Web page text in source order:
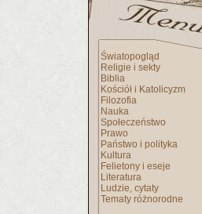
Światopogląd
Religie i sekty
Biblia
Kościół i Katolicyzm
Filozofia
Nauka
Społeczeństwo
Prawo
Państwo i polityka
Kultura
Felietony i eseje
Literatura
Ludzie, cytaty
Tematy różnorodne